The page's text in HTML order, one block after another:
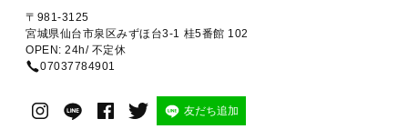
〒981-3125
宮城県仙台市泉区みずほ台3-1 桂5番館 102
OPEN: 24h/ 不定休
07037784901
友だち追加